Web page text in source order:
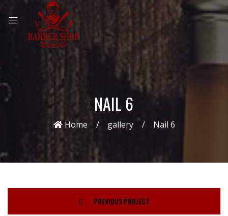
NAIL 6
Home gallery Nail 6
PREVIOUS PROJECT